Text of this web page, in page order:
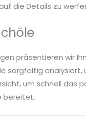
die Details zu
präsentieren wir
sorgfältig analysiert,
um schnell das
bereitet.